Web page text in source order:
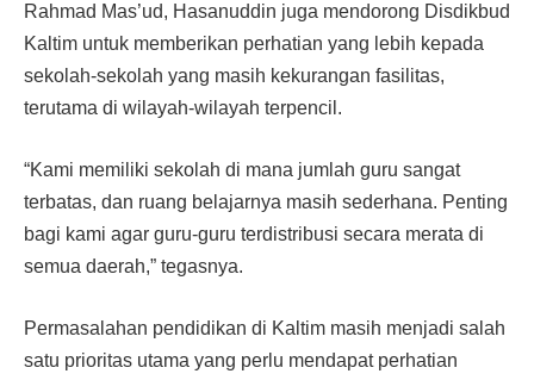
Rahmad Mas’ud, Hasanuddin juga mendorong Disdikbud
Kaltim untuk memberikan perhatian yang lebih kepada
sekolah-sekolah yang masih kekurangan fasilitas,
terutama di wilayah-wilayah terpencil.
“Kami memiliki sekolah di mana jumlah guru sangat
terbatas, dan ruang belajarnya masih sederhana. Penting
bagi kami agar guru-guru terdistribusi secara merata di
semua daerah,” tegasnya.
Permasalahan pendidikan di Kaltim masih menjadi salah
satu prioritas utama yang perlu mendapat perhatian